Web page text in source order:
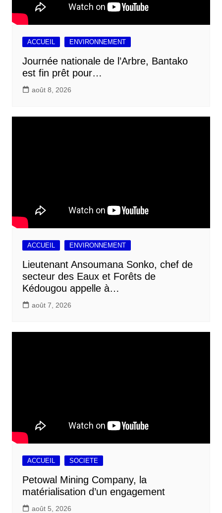
ACCUEIL ENVIRONNEMENT
Journée nationale de l’Arbre, Bantako
est fin prêt pour…
août 8, 2026
ACCUEIL ENVIRONNEMENT
Lieutenant Ansoumana Sonko, chef de
secteur des Eaux et Forêts de
Kédougou appelle à…
août 7, 2026
ACCUEIL SOCIETE
Petowal Mining Company, la
matérialisation d’un engagement
août 5, 2026